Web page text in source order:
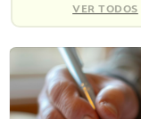
VER TODOS